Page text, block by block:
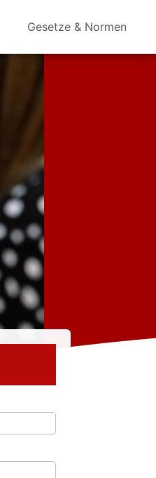
Gesetze & Normen